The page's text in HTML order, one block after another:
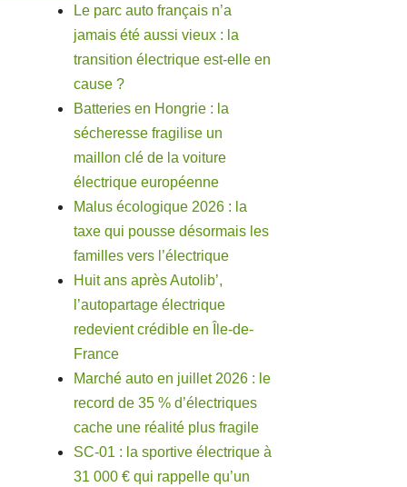
Le parc auto français n’a
jamais été aussi vieux : la
transition électrique est-elle en
cause ?
Batteries en Hongrie : la
sécheresse fragilise un
maillon clé de la voiture
électrique européenne
Malus écologique 2026 : la
taxe qui pousse désormais les
familles vers l’électrique
Huit ans après Autolib’,
l’autopartage électrique
redevient crédible en Île-de-
France
Marché auto en juillet 2026 : le
record de 35 % d’électriques
cache une réalité plus fragile
SC-01 : la sportive électrique à
31 000 € qui rappelle qu’un